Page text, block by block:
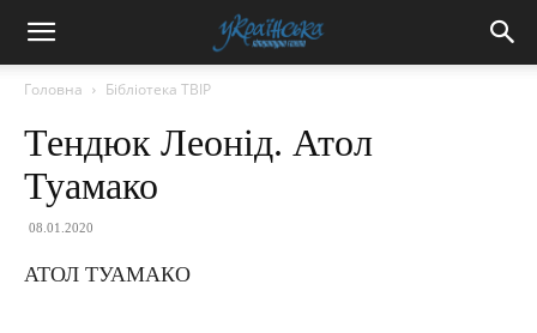
Головна Бібліотека ТВІР
Тендюк Леонід. Атол
Туамако
08.01.2020
АТОЛ ТУАМАКО